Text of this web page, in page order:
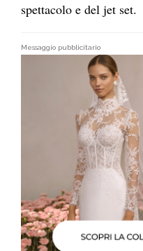
spettacolo e del jet set.
Messaggio pubblicitario